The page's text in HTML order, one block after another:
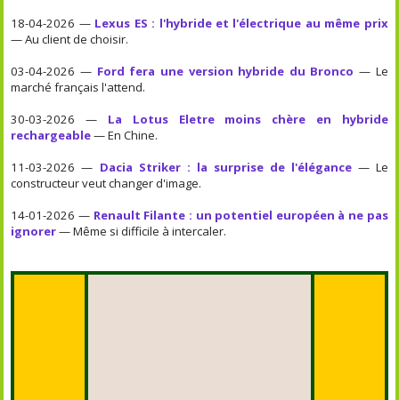
18-04-2026 — Lexus ES : l'hybride et l'électrique au même prix
— Au client de choisir.
03-04-2026 — Ford fera une version hybride du Bronco — Le
marché français l'attend.
30-03-2026 — La Lotus Eletre moins chère en hybride
rechargeable— En Chine.
11-03-2026 — Dacia Striker : la surprise de l'élégance— Le
constructeur veut changer d'image.
14-01-2026 — Renault Filante : un potentiel européen à ne pas
ignorer— Même si difficile à intercaler.